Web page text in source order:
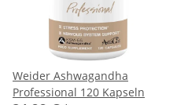
Weider Ashwagandha
Professional 120 Kapseln